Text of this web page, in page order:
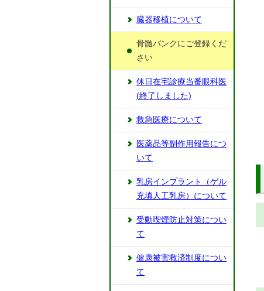
臓器移植について
骨髄バンクにご登録くだ
さい
休日在宅診療当番眼科医
(終了しました)
救急医療について
医薬品等副作用報告につ
いて
乳房インプラント（ゲル
充填人工乳房）について
受動喫煙防止対策につい
て
健康被害救済制度につい
て